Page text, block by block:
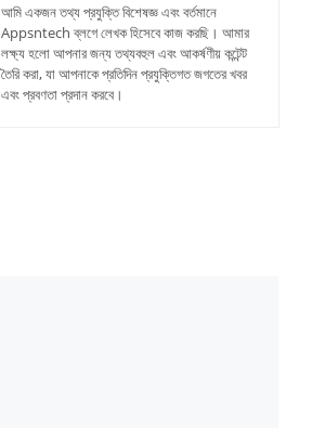
আমি একজন তথ্য প্রযুক্তি বিশেষজ্ঞ এবং বর্তমানে
Appsntech ব্লগে লেখক হিসেবে কাজ করছি। আমার
লক্ষ্য হলো আপনার জন্য তথ্যবহুল এবং আকর্ষণীয় কন্টেন্ট
তৈরি করা, যা আপনাকে প্রতিদিন প্রযুক্তিগত জগতের খবর
এবং প্রবণতা প্রদান করবে।